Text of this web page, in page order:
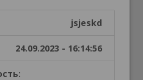
jsjeskd
24.09.2023 - 16:14:56